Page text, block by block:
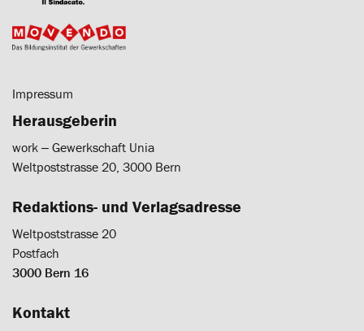
Impressum
Herausgeberin
work ‒ Gewerkschaft Unia
Weltpoststrasse 20, 3000 Bern
Redaktions- und Verlagsadresse
Weltpoststrasse 20
Postfach
3000 Bern 16
Kontakt